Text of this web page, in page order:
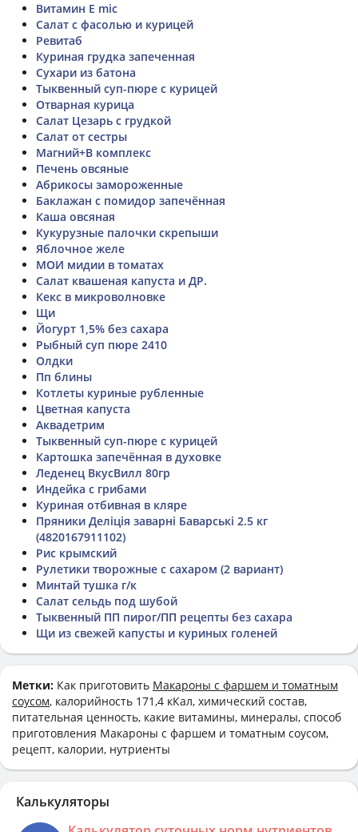
Витамин E mic
Салат с фасолью и курицей
Ревитаб
Куриная грудка запеченная
Сухари из батона
Тыквенный суп-пюре с курицей
Отварная курица
Салат Цезарь с грудкой
Салат от сестры
Магний+В комплекс
Печень овсяные
Абрикосы замороженные
Баклажан с помидор запечённая
Каша овсяная
Кукурузные палочки скрепыши
Яблочное желе
МОИ мидии в томатах
Салат квашеная капуста и ДР.
Кекс в микроволновке
Щи
Йогурт 1,5% без сахара
Рыбный суп пюре 2410
Олдки
Пп блины
Котлеты куриные рубленные
Цветная капуста
Аквадетрим
Тыквенный суп-пюре с курицей
Картошка запечённая в духовке
Леденец ВкусВилл 80гр
Индейка с грибами
Куриная отбивная в кляре
Пряники Деліція заварні Баварські 2.5 кг
(4820167911102)
Рис крымский
Рулетики творожные с сахаром (2 вариант)
Минтай тушка г/к
Салат сельдь под шубой
Тыквенный ПП пирог/ПП рецепты без сахара
Щи из свежей капусты и куриных голеней
Метки: Как приготовить Макароны с фаршем и томатным
соусом, калорийность 171,4 кКал, химический состав,
питательная ценность, какие витамины, минералы, способ
приготовления Макароны с фаршем и томатным соусом,
рецепт, калории, нутриенты
Калькуляторы